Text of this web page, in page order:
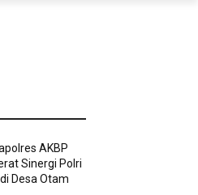
AKBP
Sinergi Polri
Desa Otam